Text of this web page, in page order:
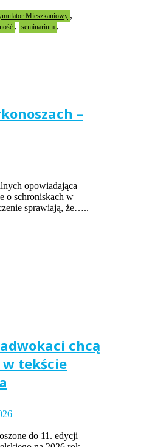
Mieszkaniowy ,
, seminarium ,
–
opowiadająca
o schroniskach w
sprawiają, że…..
chcą
tekście
do 11. edycji